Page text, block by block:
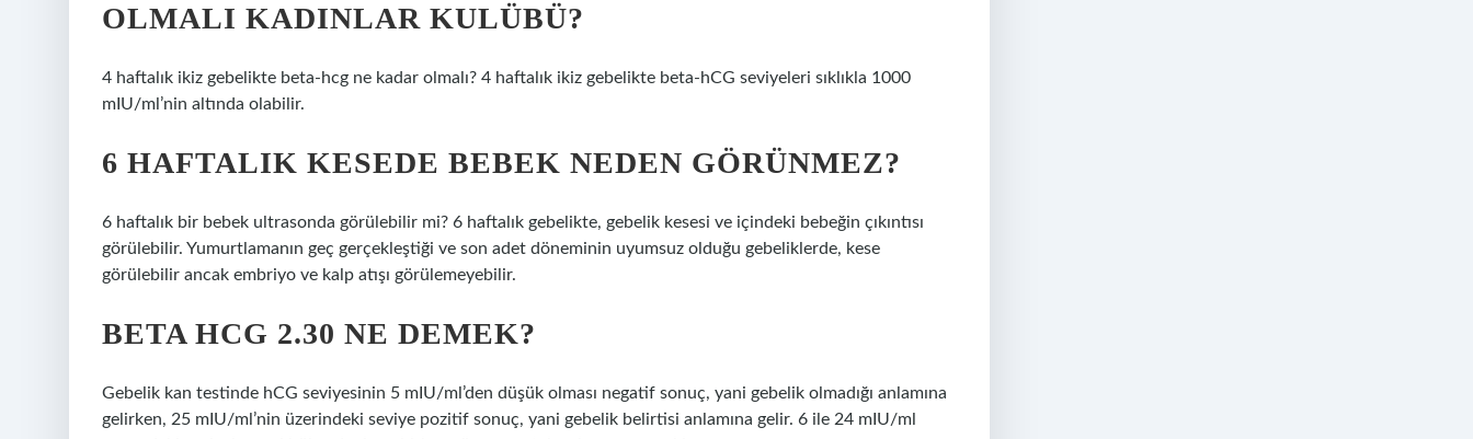
OLMALI KADINLAR KULÜBÜ?
4 haftalık ikiz gebelikte beta-hcg ne kadar olmalı? 4 haftalık ikiz gebelikte beta-hCG seviyeleri sıklıkla 1000
mIU/ml’nin altında olabilir.
6 HAFTALIK KESEDE BEBEK NEDEN GÖRÜNMEZ?
6 haftalık bir bebek ultrasonda görülebilir mi? 6 haftalık gebelikte, gebelik kesesi ve içindeki bebeğin çıkıntısı
görülebilir. Yumurtlamanın geç gerçekleştiği ve son adet döneminin uyumsuz olduğu gebeliklerde, kese
görülebilir ancak embriyo ve kalp atışı görülemeyebilir.
BETA HCG 2.30 NE DEMEK?
Gebelik kan testinde hCG seviyesinin 5 mIU/ml’den düşük olması negatif sonuç, yani gebelik olmadığı anlamına
gelirken, 25 mIU/ml’nin üzerindeki seviye pozitif sonuç, yani gebelik belirtisi anlamına gelir. 6 ile 24 mIU/ml